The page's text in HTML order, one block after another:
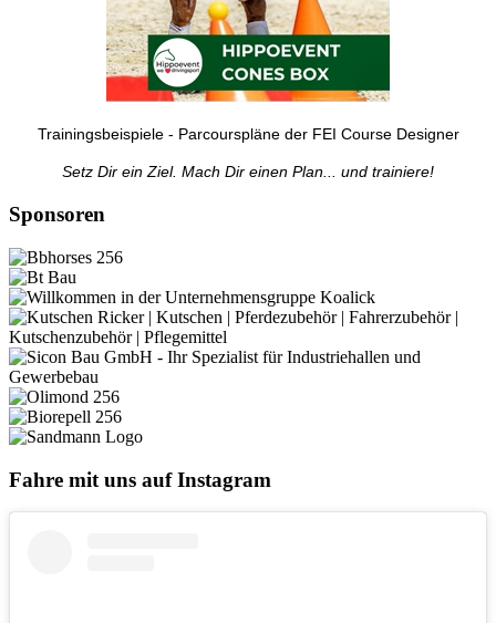
Trainingsbeispiele - Parcourspläne der FEI Course Designer
Setz Dir ein Ziel. Mach Dir einen Plan... und trainiere!
Sponsoren
Fahre mit uns auf Instagram